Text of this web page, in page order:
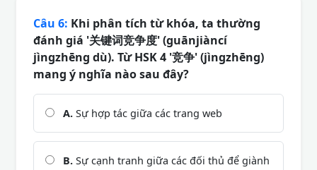
Câu 6: Khi phân tích từ khóa, ta thường
đánh giá '关键词竞争度' (guānjiàncí
jìngzhēng dù). Từ HSK 4 '竞争' (jìngzhēng)
mang ý nghĩa nào sau đây?
A. Sự hợp tác giữa các trang web
B. Sự cạnh tranh giữa các đối thủ để giành